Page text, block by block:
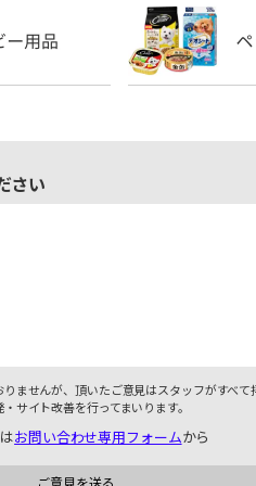
さい
ませんが、頂いたご意見はスタッフがすべて
サイト改善を行ってまいります。
お問い合わせ専用フォームから